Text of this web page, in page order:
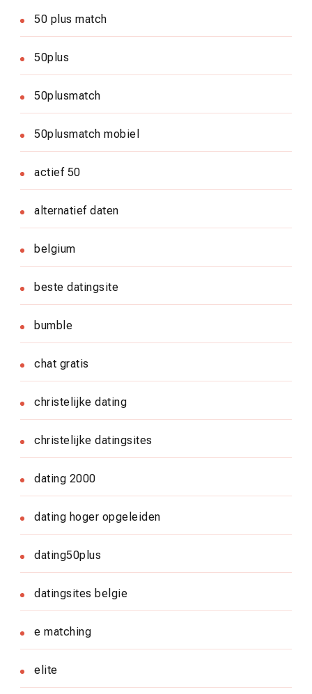
50 plus match
50plus
50plusmatch
50plusmatch mobiel
actief 50
alternatief daten
belgium
beste datingsite
bumble
chat gratis
christelijke dating
christelijke datingsites
dating 2000
dating hoger opgeleiden
dating50plus
datingsites belgie
e matching
elite